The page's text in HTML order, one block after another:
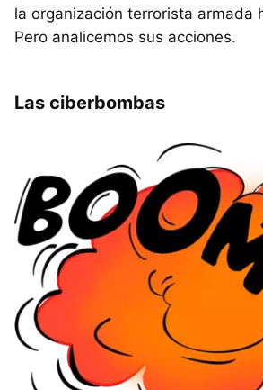
la organización terrorista armada
Pero analicemos sus acciones.
Las ciberbombas